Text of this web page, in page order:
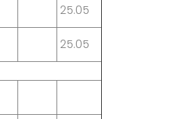
25.05
25.05